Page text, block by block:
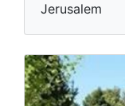
Jerusalem